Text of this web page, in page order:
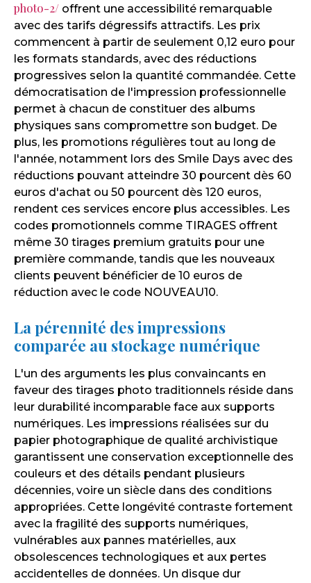
photo-2/ offrent une accessibilité remarquable
avec des tarifs dégressifs attractifs. Les prix
commencent à partir de seulement 0,12 euro pour
les formats standards, avec des réductions
progressives selon la quantité commandée. Cette
démocratisation de l'impression professionnelle
permet à chacun de constituer des albums
physiques sans compromettre son budget. De
plus, les promotions régulières tout au long de
l'année, notamment lors des Smile Days avec des
réductions pouvant atteindre 30 pourcent dès 60
euros d'achat ou 50 pourcent dès 120 euros,
rendent ces services encore plus accessibles. Les
codes promotionnels comme TIRAGES offrent
même 30 tirages premium gratuits pour une
première commande, tandis que les nouveaux
clients peuvent bénéficier de 10 euros de
réduction avec le code NOUVEAU10.
La pérennité des impressions
comparée au stockage numérique
L'un des arguments les plus convaincants en
faveur des tirages photo traditionnels réside dans
leur durabilité incomparable face aux supports
numériques. Les impressions réalisées sur du
papier photographique de qualité archivistique
garantissent une conservation exceptionnelle des
couleurs et des détails pendant plusieurs
décennies, voire un siècle dans des conditions
appropriées. Cette longévité contraste fortement
avec la fragilité des supports numériques,
vulnérables aux pannes matérielles, aux
obsolescences technologiques et aux pertes
accidentelles de données. Un disque dur